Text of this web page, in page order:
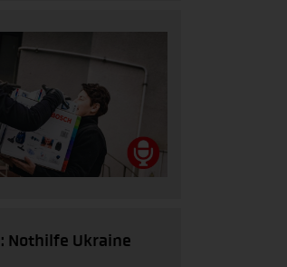
Nothilfe Ukraine